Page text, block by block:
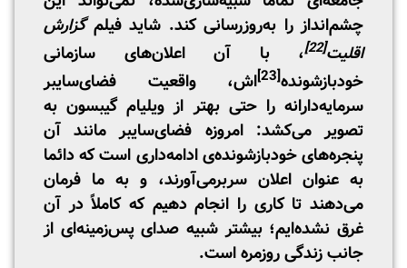
چشم‌انداز را به‌روزرسانی کند. شاید فیلمگزارش
اقلیت[22]
، با آن اعلان‌های سازمانی
خودبازشونده[23]
‌اش، واقعیت فضای‌سایبر
سرمایه‌دارانه را حتی بهتر از ویلیام گیبسون به
تصویر می‎‌کشد: امروزه فضای‌سایبر مانند آن
پنجره‌های خودبازشونده‌ی ادامه‌داری است که دائما
به عنوان اعلان سربرمی‌آورند، و به ما فرمان
می‌دهند تا کاری را انجام دهیم که کاملاً در آن
غرق نشده‌ایم؛ بیشتر شبیه صدای پس‌زمینه‌ای از
جانب زندگی روزمره است.